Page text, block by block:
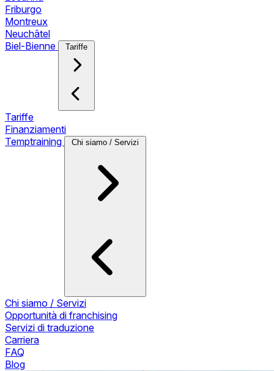
Friburgo
Montreux
Neuchâtel
Biel-Bienne
Tariffe
Tariffe
Finanziamenti
Temptraining
Chi siamo / Servizi
Chi siamo / Servizi
Opportunità di franchising
Servizi di traduzione
Carriera
FAQ
Blog